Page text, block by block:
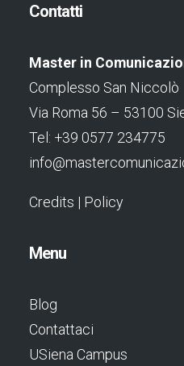
Contatti
Master in
Complesso San Niccolò
Via Roma 56 – 53100
Tel: +39 0577 234775
Credits | Policy
Menu
Blog
Contattaci
USiena Campus